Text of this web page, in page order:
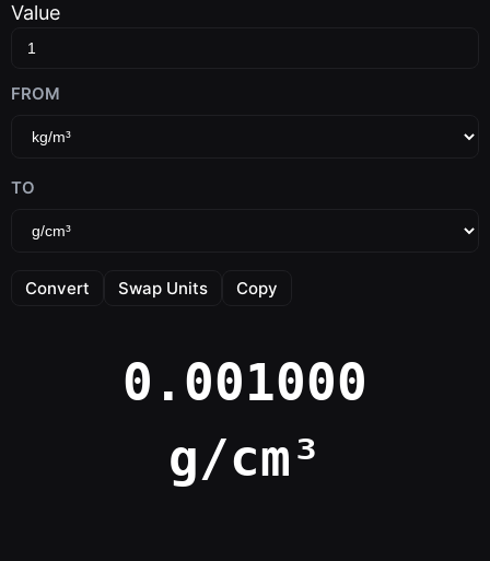
Value
FROM
TO
Convert Swap Units Copy
0.001000
g/cm³